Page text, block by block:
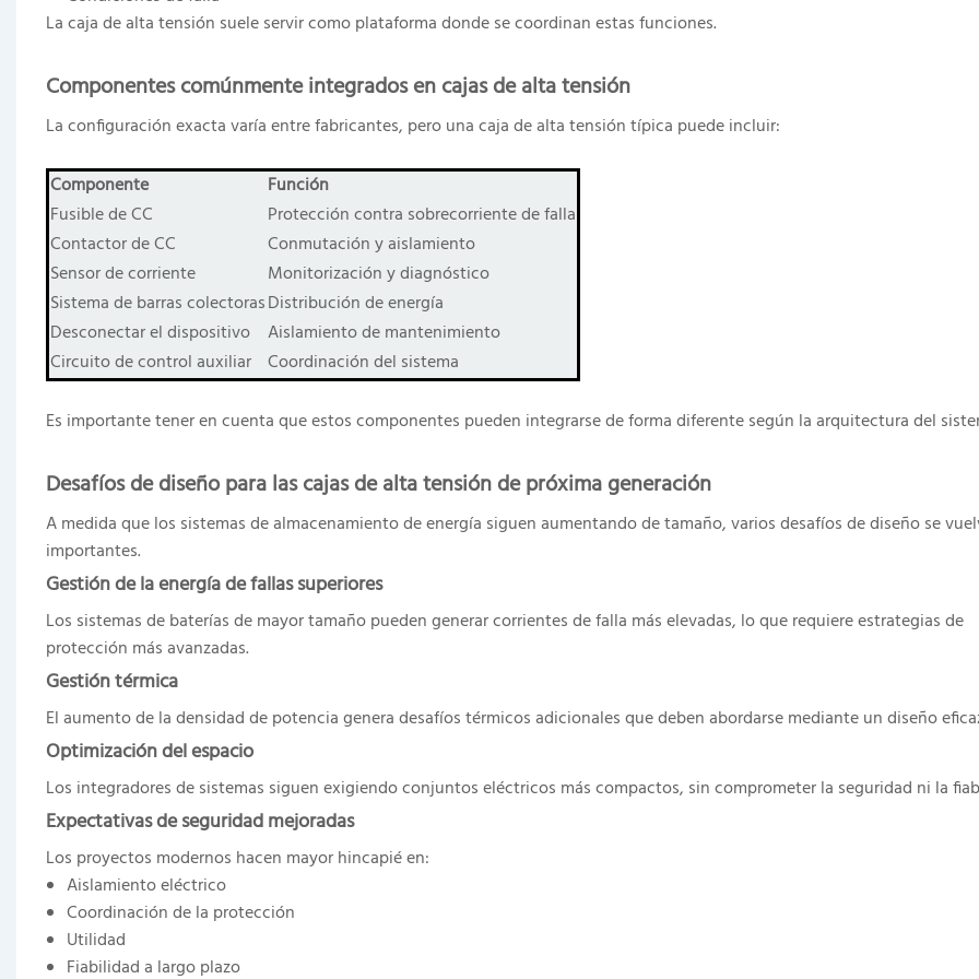
La caja de alta tensión suele servir como plataforma donde se coordinan estas funciones.
Componentes comúnmente integrados en cajas de alta tensión
La configuración exacta varía entre fabricantes, pero una caja de alta tensión típica puede incluir:
Componente
Función
Fusible de CC
Protección contra sobrecorriente de falla
Contactor de CC
Conmutación y aislamiento
Sensor de corriente
Monitorización y diagnóstico
Sistema de barras colectorasDistribución de energía
Desconectar el dispositivo
Aislamiento de mantenimiento
Circuito de control auxiliar Coordinación del sistema
Es importante tener en cuenta que estos componentes pueden integrarse de forma diferente según la arquitectura del
Desafíos de diseño para las cajas de alta tensión de próxima generación
A medida que los sistemas de almacenamiento de energía siguen aumentando de tamaño, varios desafíos de diseño se
importantes.
Gestión de la energía de fallas superiores
Los sistemas de baterías de mayor tamaño pueden generar corrientes de falla más elevadas, lo que requiere estrategias de
protección más avanzadas.
Gestión térmica
El aumento de la densidad de potencia genera desafíos térmicos adicionales que deben abordarse mediante un diseño
Optimización del espacio
Los integradores de sistemas siguen exigiendo conjuntos eléctricos más compactos, sin comprometer la seguridad ni la
Expectativas de seguridad mejoradas
Los proyectos modernos hacen mayor hincapié en:
Aislamiento eléctrico
Coordinación de la protección
Utilidad
Fiabilidad a largo plazo